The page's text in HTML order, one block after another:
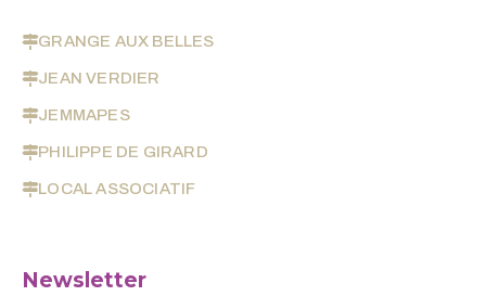
GRANGE AUX BELLES
JEAN VERDIER
JEMMAPES
PHILIPPE DE GIRARD
LOCAL ASSOCIATIF
Newsletter